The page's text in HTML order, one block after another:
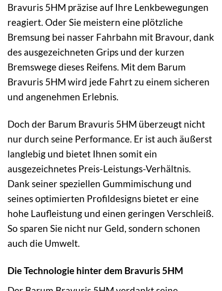
Bravuris 5HM präzise auf Ihre Lenkbewegungen
reagiert. Oder Sie meistern eine plötzliche
Bremsung bei nasser Fahrbahn mit Bravour, dank
des ausgezeichneten Grips und der kurzen
Bremswege dieses Reifens. Mit dem Barum
Bravuris 5HM wird jede Fahrt zu einem sicheren
und angenehmen Erlebnis.
Doch der Barum Bravuris 5HM überzeugt nicht
nur durch seine Performance. Er ist auch äußerst
langlebig und bietet Ihnen somit ein
ausgezeichnetes Preis-Leistungs-Verhältnis.
Dank seiner speziellen Gummimischung und
seines optimierten Profildesigns bietet er eine
hohe Laufleistung und einen geringen Verschleiß.
So sparen Sie nicht nur Geld, sondern schonen
auch die Umwelt.
Die Technologie hinter dem Bravuris 5HM